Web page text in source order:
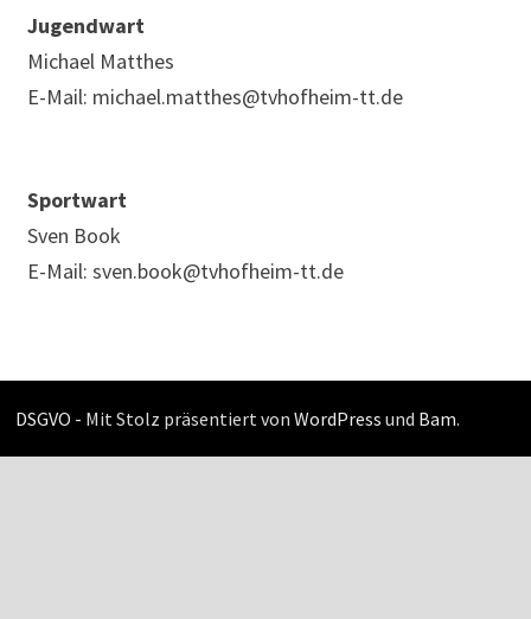
Jugendwart
Michael Matthes
E-Mail: michael.matthes@tvhofheim-tt.de
Sportwart
Sven Book
E-Mail: sven.book@tvhofheim-tt.de
DSGVO - Mit Stolz präsentiert von WordPress und Bam.